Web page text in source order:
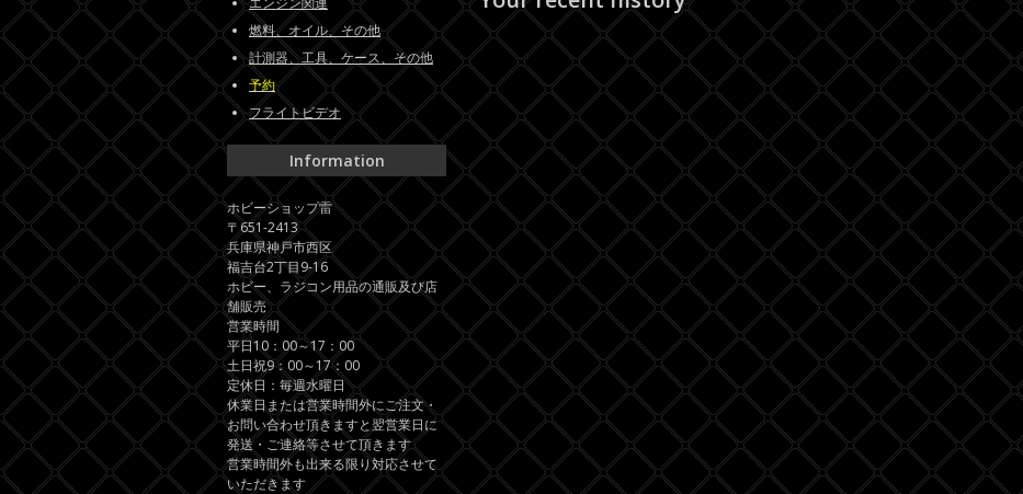
燃料、オイル、その他
計測器、工具、ケース、その他
予約
フライトビデオ
Information
ホビーショップ雷
〒651-2413
兵庫県神戸市西区
福吉台2丁目9-16
ホビー、ラジコン用品の通販及び店
舗販売
営業時間
平日10：00～17：00
土日祝9：00～17：00
定休日：毎週水曜日
休業日または営業時間外にご注文・
お問い合わせ頂きますと翌営業日に
発送・ご連絡等させて頂きます
営業時間外も出来る限り対応させて
いただきます